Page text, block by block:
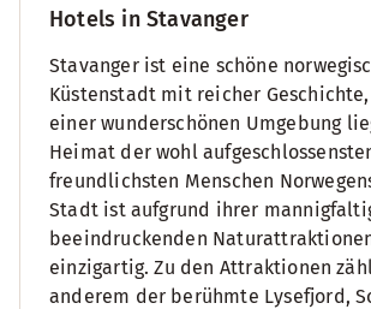
Hotels in Stavanger
Stavanger ist eine schöne
Küstenstadt mit reicher
einer wunderschönen Umgebung
Heimat der wohl
freundlichsten Menschen
Stadt ist aufgrund ihrer
beeindruckenden
einzigartig. Zu den Attraktionen
anderem der berühmte Lysefjord,